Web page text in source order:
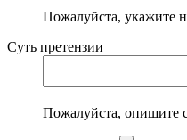
Пожалуйста, укажите
Суть претензии
Пожалуйста, опишите